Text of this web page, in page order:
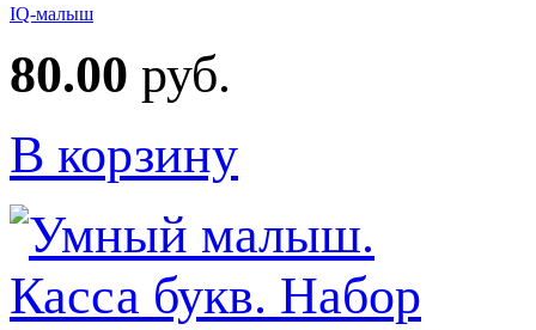
IQ-малыш
80.00 руб.
В корзину